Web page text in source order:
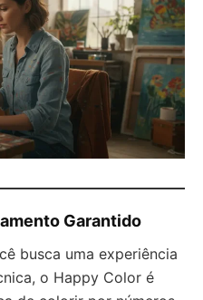
Garantido
busca uma experiência
o Happy Color é